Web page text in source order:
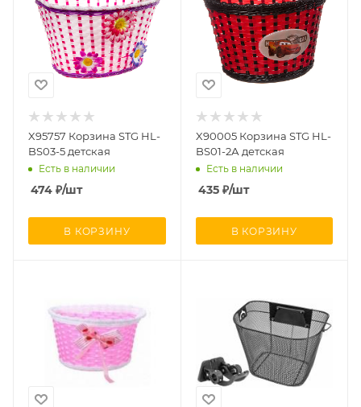
X95757 Корзина STG HL-
BS03-5 детская
Есть в наличии
474 ₽/шт
В КОРЗИНУ
X90005 Корзина STG HL-
BS01-2А детская
Есть в наличии
435₽/шт
В КОРЗИНУ